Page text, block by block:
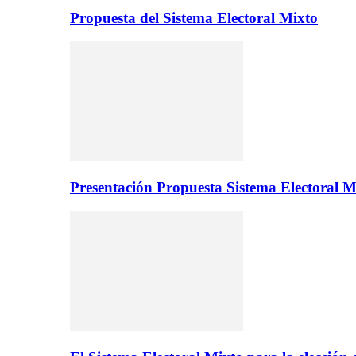
Propuesta del Sistema Electoral Mixto
Presentación Propuesta Sistema Electoral